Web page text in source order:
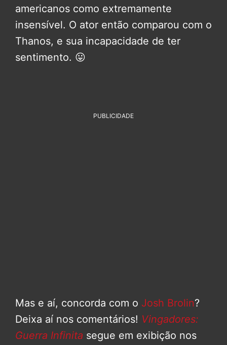
americanos como extremamente
insensível. O ator então comparou com o
Thanos, e sua incapacidade de ter
sentimento. 😛
PUBLICIDADE
Mas e aí, concorda com o Josh Brolin?
Deixa aí nos comentários! Vingadores:
Guerra Infinita segue em exibição nos